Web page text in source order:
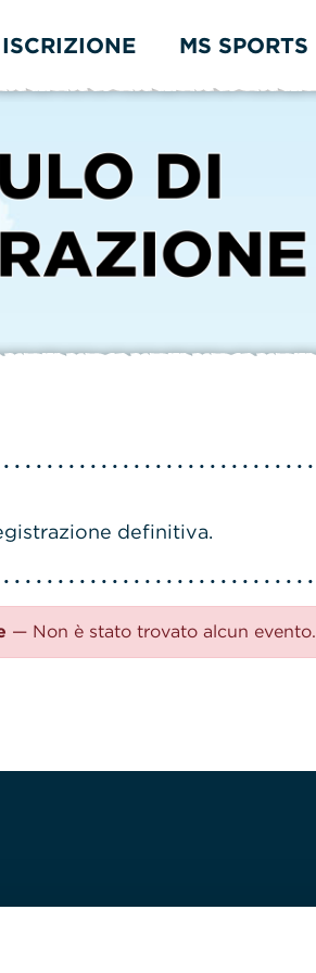
ISCRIZIONE MS SPORTS
definitiva.
— Non è stato trovato alcun evento.